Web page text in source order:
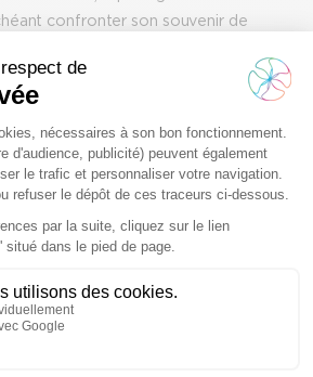
confronter son souvenir de
cas la remise d’un tel
ne saurait se substituer à
de mai 2012, proscrit
sur ce document
sur lequel nous n’avons aucune
lors qu’une traçabilité est
de preuve de la